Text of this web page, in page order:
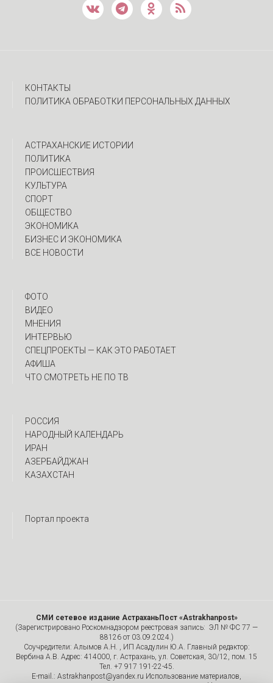
КОНТАКТЫ
ПОЛИТИКА ОБРАБОТКИ ПЕРСОНАЛЬНЫХ ДАННЫХ
АСТРАХАНСКИЕ ИСТОРИИ
ПОЛИТИКА
ПРОИСШЕСТВИЯ
КУЛЬТУРА
СПОРТ
ОБЩЕСТВО
ЭКОНОМИКА
БИЗНЕС И ЭКОНОМИКА
ВСЕ НОВОСТИ
ФОТО
ВИДЕО
МНЕНИЯ
ИНТЕРВЬЮ
CПЕЦПРОЕКТЫ — КАК ЭТО РАБОТАЕТ
АФИША
ЧТО СМОТРЕТЬ НЕ ПО ТВ
РОССИЯ
НАРОДНЫЙ КАЛЕНДАРЬ
ИРАН
АЗЕРБАЙДЖАН
КАЗАХСТАН
Портал проекта
СМИ сетевое издание АстраханьПост «Astrakhanpost»
(Зарегистрировано Роскомнадзором реестровая запись: ЭЛ № ФС 77 —
88126 от 03.09.2024.)
Соучредители: Алымов А.Н. , ИП Асадулин Ю.А. Главный редактор:
Вербина А.В. Адрес: 414000, г. Астрахань, ул. Советская, 30/12, пом. 15
Тел. +7 917 191-22-45.
E-mail.: Astrakhanpost@yandex.ru Использование материалов,